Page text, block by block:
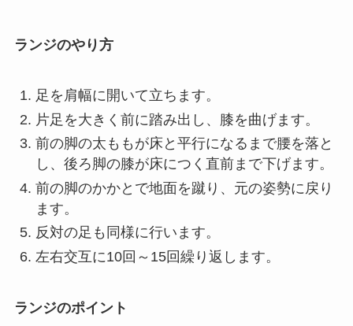
ランジのやり方
足を肩幅に開いて立ちます。
片足を大きく前に踏み出し、膝を曲げます。
前の脚の太ももが床と平行になるまで腰を落と
し、後ろ脚の膝が床につく直前まで下げます。
前の脚のかかとで地面を蹴り、元の姿勢に戻り
ます。
反対の足も同様に行います。
左右交互に10回～15回繰り返します。
ランジのポイント